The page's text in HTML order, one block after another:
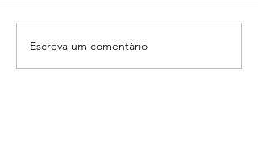
Escreva um comentário